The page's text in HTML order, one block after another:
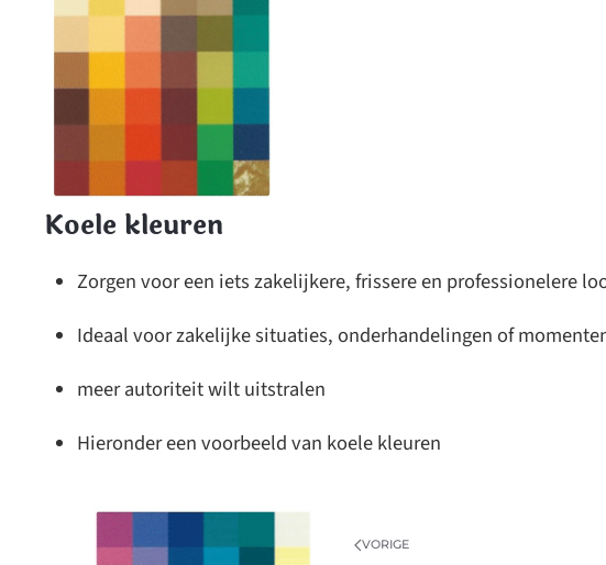
Koele kleuren
Zorgen voor een iets zakelijkere, frissere en professionelere
Ideaal voor zakelijke situaties, onderhandelingen of
meer autoriteit wilt uitstralen
Hieronder een voorbeeld van koele kleuren
VORIGE